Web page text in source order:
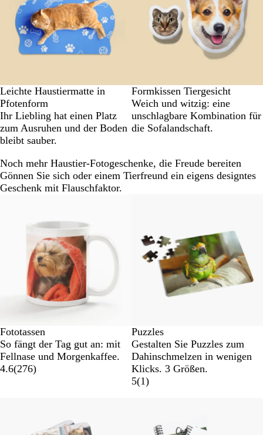
Leichte Haustiermatte in
Pfotenform
Ihr Liebling hat einen Platz
zum Ausruhen und der Boden
bleibt sauber.
Formkissen Tiergesicht
Weich und witzig: eine
unschlagbare Kombination für
die Sofalandschaft.
Noch mehr Haustier-Fotogeschenke, die Freude bereiten
Gönnen Sie sich oder einem Tierfreund ein eigens designtes
Geschenk mit Flauschfaktor.
Fototassen
So fängt der Tag gut an: mit
Fellnase und Morgenkaffee.
4.6(276)
Puzzles
Gestalten Sie Puzzles zum
Dahinschmelzen in wenigen
Klicks. 3 Größen.
5(1)